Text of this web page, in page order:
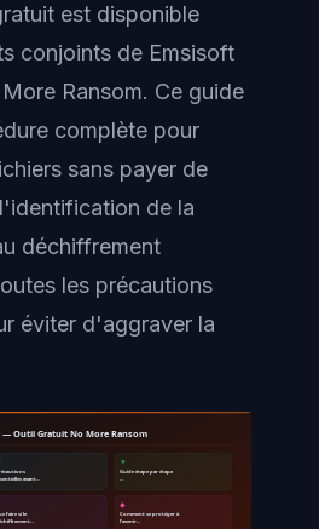
est disponible
conjoints de Emsisoft
Ransom. Ce guide
complète pour
sans payer de
de la
déchiffrement
les précautions
éviter d'aggraver la
— Outil Gratuit No More Ransom
avant…
🔸
Guide étape par étape
faire si le
◆
Comment se protéger à
l'avenir…